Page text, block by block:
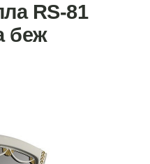
RS-81
беж